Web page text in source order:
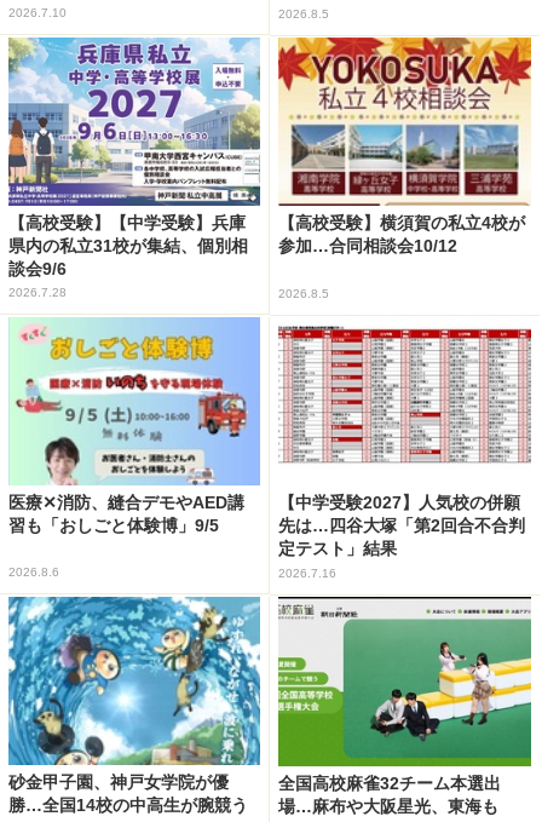
2026.7.10 2026.8.5
【高校受験】【中学受験】兵庫
県内の私立31校が集結、個別相
談会9/6
2026.7.28
【高校受験】横須賀の私立4校が
参加…合同相談会10/12
2026.8.5
医療✕消防、縫合デモやAED講
習も「おしごと体験博」9/5
2026.8.6
【中学受験2027】人気校の併願
先は…四谷大塚「第2回合不合判
定テスト」結果
2026.7.16
砂金甲子園、神戸女学院が優
勝…全国14校の中高生が腕競う
全国高校麻雀32チーム本選出
場…麻布や大阪星光、東海も